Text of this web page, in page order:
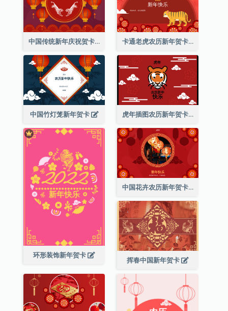
中国传统新年庆祝贺卡 卡通老虎农历新年贺卡
中国竹灯笼新年贺卡 虎年插图农历新年贺卡
环形装饰新年贺卡
中国花卉农历新年贺卡
挥春中国新年贺卡